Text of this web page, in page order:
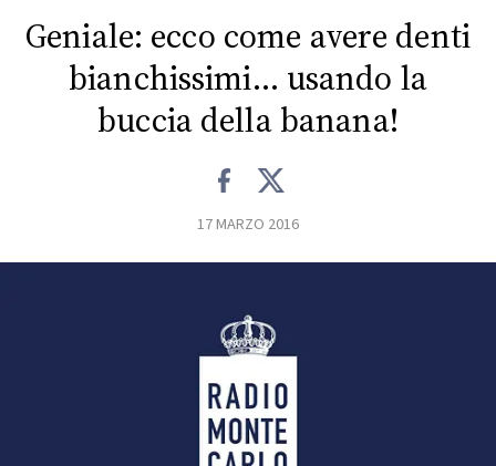
RADIO
WEB
RADIO
Geniale: ecco come avere denti
bianchissimi… usando la
buccia della banana!
17 MARZO 2016